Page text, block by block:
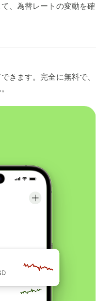
、為替レートの変動を確
きます。完全に無料で、